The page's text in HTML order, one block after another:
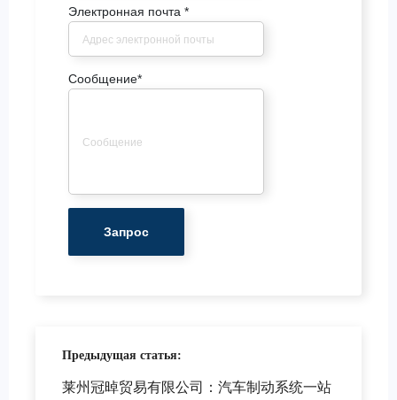
Электронная почта *
Сообщение*
Предыдущая статья:
莱州冠晫贸易有限公司：汽车制动系统一站